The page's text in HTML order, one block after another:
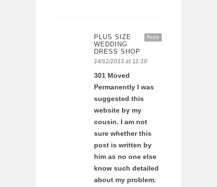
Reply
PLUS SIZE
WEDDING
DRESS SHOP
14/12/2013 at 11:10
301 Moved
Permanently I was
suggested this
website by my
cousin. I am not
sure whether this
post is written by
him as no one else
know such detailed
about my problem.